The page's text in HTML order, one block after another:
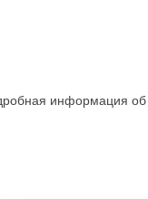
информация об